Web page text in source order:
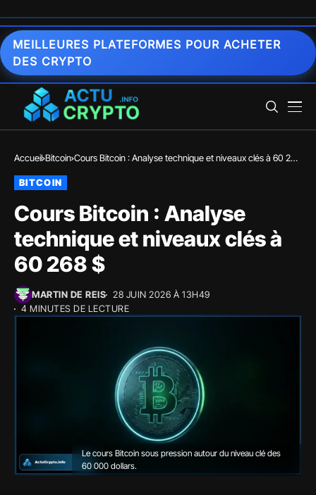
MEILLEURES PLATEFORMES POUR ACHETER
DES CRYPTO
Accueil Bitcoin Cours Bitcoin : Analyse technique et niveaux clés à 60 268
BITCOIN
Cours Bitcoin : Analyse
technique et niveaux clés à
60 268 $
MARTIN DE REIS
28 JUIN 2026 À 13H49
4 MINUTES DE LECTURE
Le cours Bitcoin sous pression autour du niveau clé des
60 000 dollars.